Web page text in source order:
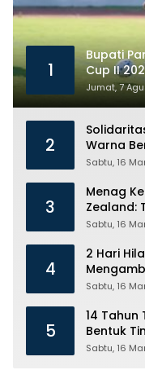
1
Bupati
Cup II
Desa Se-
Jumat, 7
2
Warna
Sabtu, 16
3
Menag
Zealand:
Sabtu, 16
4
2 Hari
Sabtu, 16
5
14 Tahun
Bentuk
Sabtu, 16